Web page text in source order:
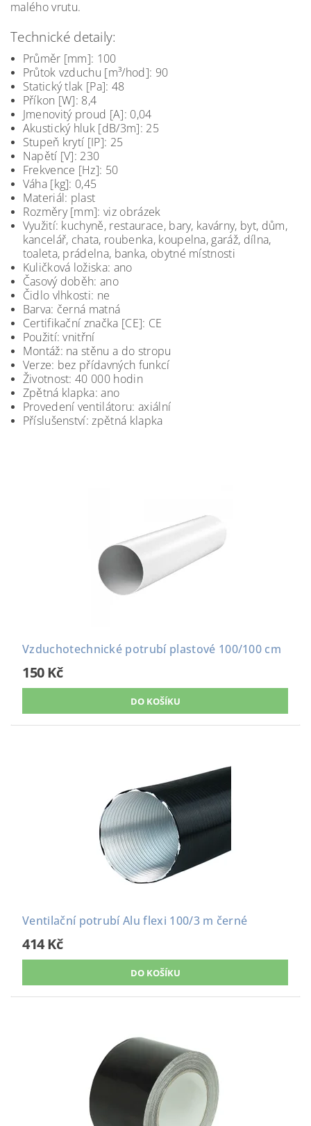
malého vrutu.
Technické detaily:
Průměr [mm]: 100
Průtok vzduchu [m³/hod]: 90
Statický tlak [Pa]: 48
Příkon [W]: 8,4
Jmenovitý proud [A]: 0,04
Akustický hluk [dB/3m]: 25
Stupeň krytí [IP]: 25
Napětí [V]: 230
Frekvence [Hz]: 50
Váha [kg]: 0,45
Materiál: plast
Rozměry [mm]: viz obrázek
Využití: kuchyně, restaurace, bary, kavárny, byt, dům,
kancelář, chata, roubenka, koupelna, garáž, dílna,
toaleta, prádelna, banka, obytné místnosti
Kuličková ložiska: ano
Časový doběh: ano
Čidlo vlhkosti: ne
Barva: černá matná
Certifikační značka [CE]: CE
Použití: vnitřní
Montáž: na stěnu a do stropu
Verze: bez přídavných funkcí
Životnost: 40 000 hodin
Zpětná klapka: ano
Provedení ventilátoru: axiální
Příslušenství: zpětná klapka
Vzduchotechnické potrubí plastové 100/100 cm
150 Kč
Ventilační potrubí Alu flexi 100/3 m černé
414 Kč